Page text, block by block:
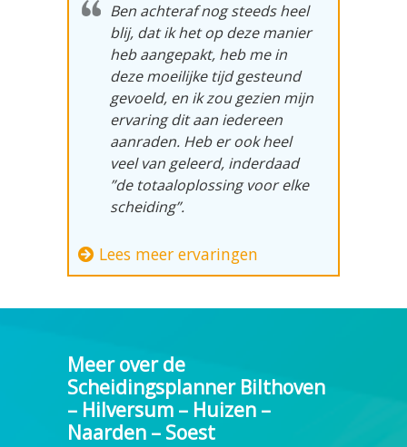
Ben achteraf nog steeds heel
blij, dat ik het op deze manier
heb aangepakt, heb me in
deze moeilijke tijd gesteund
gevoeld, en ik zou gezien mijn
ervaring dit aan iedereen
aanraden. Heb er ook heel
veel van geleerd, inderdaad
”de totaaloplossing voor elke
scheiding”.
Lees meer ervaringen
Meer over de
Scheidingsplanner Bilthoven
– Hilversum – Huizen –
Naarden – Soest